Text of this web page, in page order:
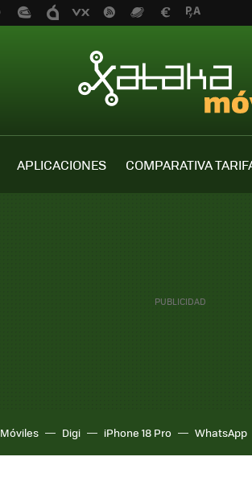
APLICACIONES COMPARATIVA
Móviles Digi iPhone 18 Pro WhatsApp